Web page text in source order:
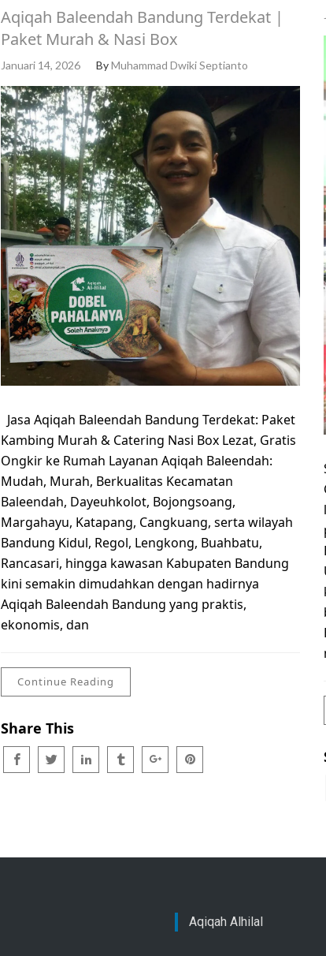
Aqiqah Baleendah Bandung Terdekat |
Paket Murah & Nasi Box
Januari 14, 2026 ByMuhammad Dwiki Septianto
Jasa Aqiqah Baleendah Bandung Terdekat: Paket
Kambing Murah & Catering Nasi Box Lezat, Gratis
Ongkir ke Rumah Layanan Aqiqah Baleendah:
Mudah, Murah, Berkualitas Kecamatan
Baleendah, Dayeuhkolot, Bojongsoang,
Margahayu, Katapang, Cangkuang, serta wilayah
Bandung Kidul, Regol, Lengkong, Buahbatu,
Rancasari, hingga kawasan Kabupaten Bandung
kini semakin dimudahkan dengan hadirnya
Aqiqah Baleendah Bandung yang praktis,
ekonomis, dan
Continue Reading
Share This
Aqiqah Alhilal